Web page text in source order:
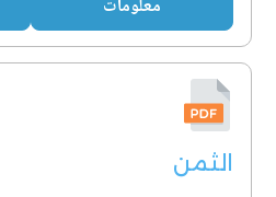
معلومات
الثمن